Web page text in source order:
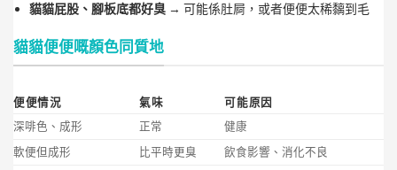
貓貓屁股、腳板底都好臭 → 可能係肚屙，或者便便太稀黐到毛
貓貓便便嘅顏色同質地
便便情況 氣味
可能原因
深啡色、成形
正常
健康
軟便但成形
比平時更臭
飲食影響、消化不良